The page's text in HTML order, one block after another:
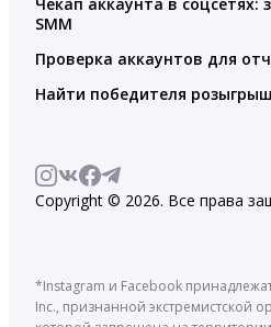
SMM
Проверка аккаунтов для
Найти победителя
Copyright © 2026. Все права
*Instagram и Facebook
Inc., признанной экстремистской